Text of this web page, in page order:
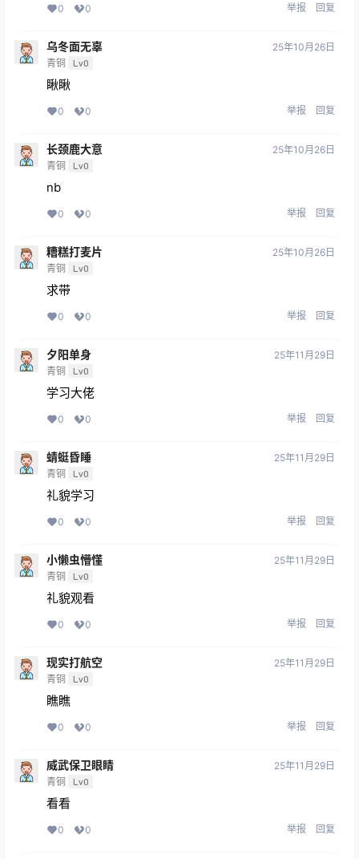
0 0 举报 回复
乌冬面无辜
青铜 Lv0
25年10月26日
瞅瞅
0 0 举报 回复
长颈鹿大意
青铜 Lv0
25年10月26日
nb
0 0 举报 回复
糟糕打麦片
青铜 Lv0
25年10月26日
求带
0 0 举报 回复
夕阳单身
青铜 Lv0
25年11月29日
学习大佬
0 0 举报 回复
蜻蜓昏睡
青铜 Lv0
25年11月29日
礼貌学习
0 0 举报 回复
小懒虫懵懂
青铜 Lv0
25年11月29日
礼貌观看
0 0 举报 回复
现实打航空
青铜 Lv0
25年11月29日
瞧瞧
0 0 举报 回复
威武保卫眼睛
青铜 Lv0
25年11月29日
看看
0 0 举报 回复